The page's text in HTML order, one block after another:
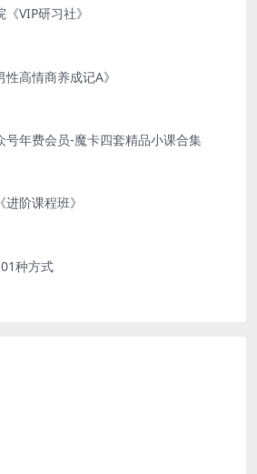
VIP研习社》
性高情商养成记A》
号年费会员-魔卡四套精品小课合集
进阶课程班》
种方式